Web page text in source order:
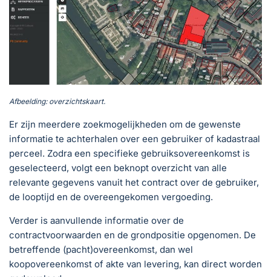
Afbeelding: overzichtskaart.
Er zijn meerdere zoekmogelijkheden om de gewenste
informatie te achterhalen over een gebruiker of kadastraal
perceel. Zodra een specifieke gebruiksovereenkomst is
geselecteerd, volgt een beknopt overzicht van alle
relevante gegevens vanuit het contract over de gebruiker,
de looptijd en de overeengekomen vergoeding.
Verder is aanvullende informatie over de
contractvoorwaarden en de grondpositie opgenomen. De
betreffende (pacht)overeenkomst, dan wel
koopovereenkomst of akte van levering, kan direct worden